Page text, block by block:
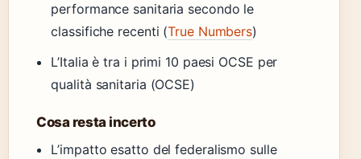
performance sanitaria secondo le
classifiche recenti (True Numbers)
L’Italia è tra i primi 10 paesi OCSE per
qualità sanitaria (OCSE)
Cosa resta incerto
L’impatto esatto del federalismo sulle